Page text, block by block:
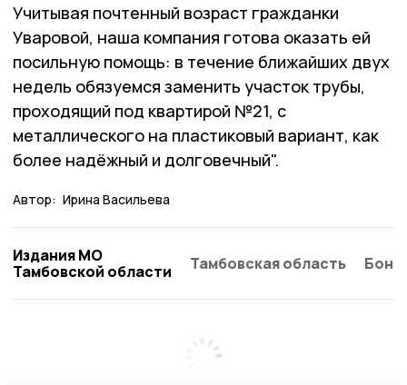
Учитывая почтенный возраст гражданки
Уваровой, наша компания готова оказать ей
посильную помощь: в течение ближайших двух
недель обязуемся заменить участок трубы,
проходящий под квартирой №21, с
металлического на пластиковый вариант, как
более надёжный и долговечный".
Автор: Ирина Васильева
Издания МО
Тамбовской области
Тамбовская область